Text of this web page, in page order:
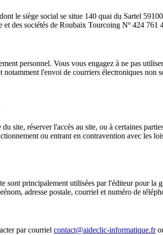
dont le siège social se situe 140 quai du Sartel
et des sociétés de Roubaix Tourcoing Nº 424
personnel. Vous vous engagez à ne pas
l'envoi de courriers électroniques non
site, réserver l'accès au site, ou à certaines
ou entrant en contravention avec les
sont principalement utilisées par l'éditeur pour la
adresse postale, courriel et numéro de
par courriel contact@aideclic-informatique.fr